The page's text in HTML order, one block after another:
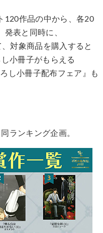
120作品の中から、各20
表と同時に、
対象商品を購入すると
小冊子がもらえる
し小冊子配布フェア』も
ランキング企画。